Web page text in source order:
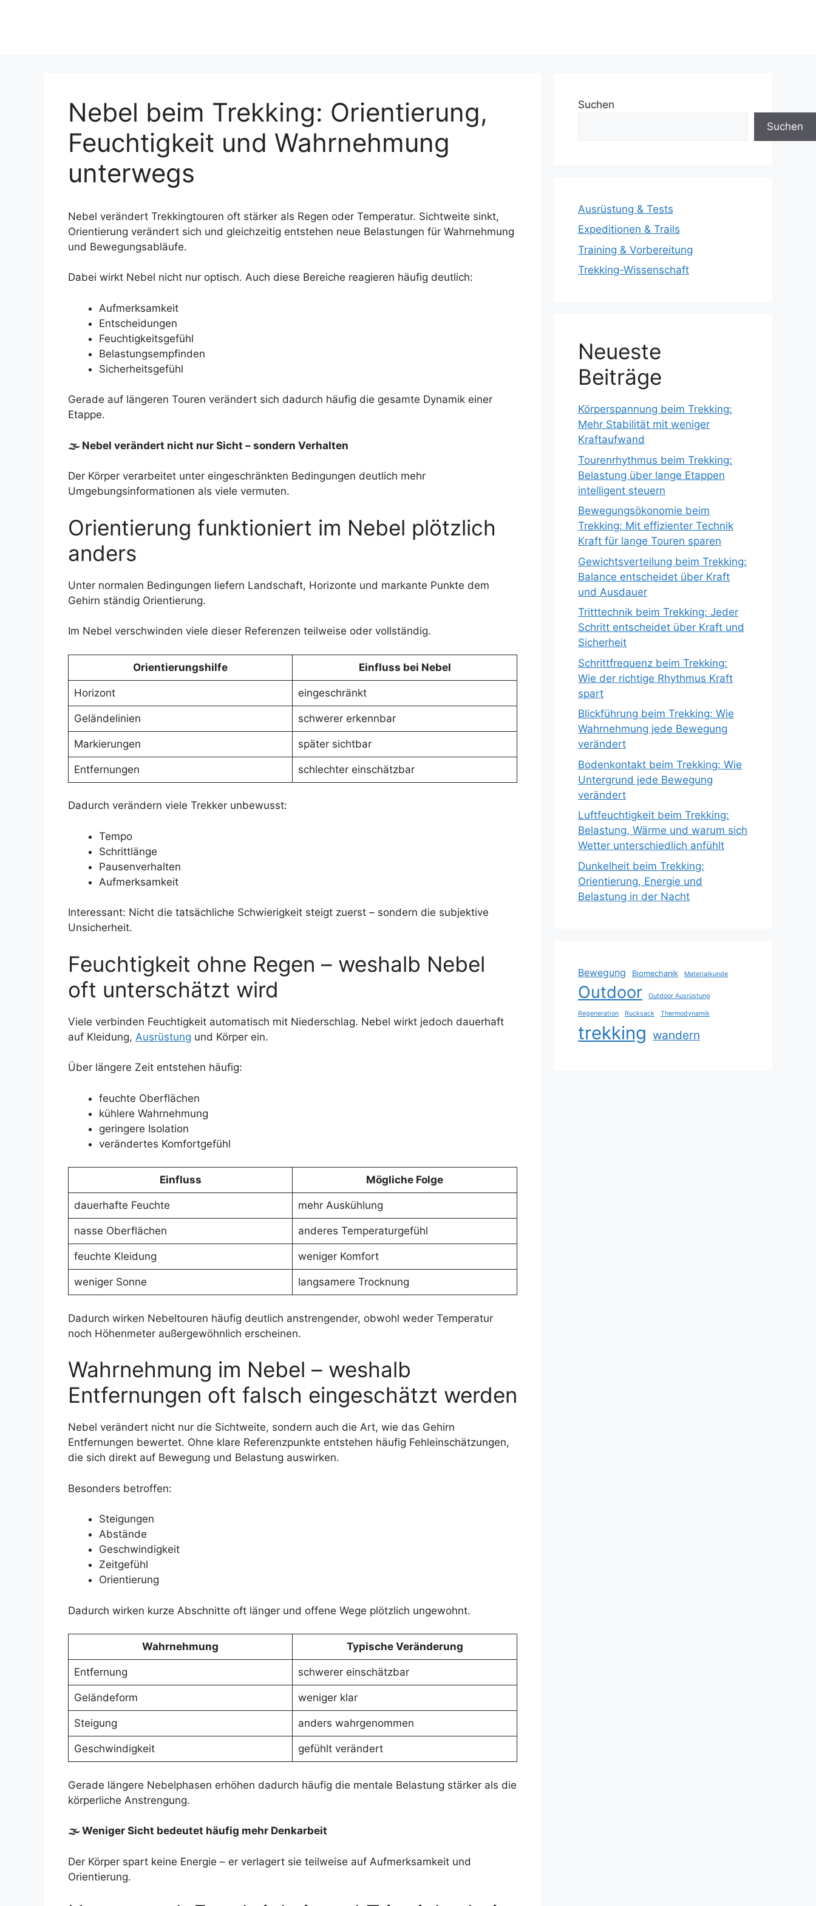
Nebel beim Trekking: Orientierung,
Feuchtigkeit und Wahrnehmung
unterwegs
Nebel verändert Trekkingtouren oft stärker als Regen oder Temperatur. Sichtweite sinkt,
Orientierung verändert sich und gleichzeitig entstehen neue Belastungen für Wahrnehmung
und Bewegungsabläufe.
Dabei wirkt Nebel nicht nur optisch. Auch diese Bereiche reagieren häufig deutlich:
Aufmerksamkeit
Entscheidungen
Feuchtigkeitsgefühl
Belastungsempfinden
Sicherheitsgefühl
Gerade auf längeren Touren verändert sich dadurch häufig die gesamte Dynamik einer
Etappe.
🌫 Nebel verändert nicht nur Sicht – sondern Verhalten
Der Körper verarbeitet unter eingeschränkten Bedingungen deutlich mehr
Umgebungsinformationen als viele vermuten.
Orientierung funktioniert im Nebel plötzlich
anders
Unter normalen Bedingungen liefern Landschaft, Horizonte und markante Punkte dem
Gehirn ständig Orientierung.
Im Nebel verschwinden viele dieser Referenzen teilweise oder vollständig.
Orientierungshilfe Einfluss bei Nebel
Horizont eingeschränkt
Geländelinien schwerer erkennbar
Markierungen später sichtbar
Entfernungen schlechter einschätzbar
Dadurch verändern viele Trekker unbewusst:
Tempo
Schrittlänge
Pausenverhalten
Aufmerksamkeit
Interessant: Nicht die tatsächliche Schwierigkeit steigt zuerst – sondern die subjektive
Unsicherheit.
Feuchtigkeit ohne Regen – weshalb Nebel
oft unterschätzt wird
Viele verbinden Feuchtigkeit automatisch mit Niederschlag. Nebel wirkt jedoch dauerhaft
auf Kleidung, Ausrüstung und Körper ein.
Über längere Zeit entstehen häufig:
feuchte Oberflächen
kühlere Wahrnehmung
geringere Isolation
verändertes Komfortgefühl
Einfluss Mögliche Folge
dauerhafte Feuchte mehr Auskühlung
nasse Oberflächen anderes Temperaturgefühl
feuchte Kleidung weniger Komfort
weniger Sonne langsamere Trocknung
Dadurch wirken Nebeltouren häufig deutlich anstrengender, obwohl weder Temperatur
noch Höhenmeter außergewöhnlich erscheinen.
Wahrnehmung im Nebel – weshalb
Entfernungen oft falsch eingeschätzt werden
Nebel verändert nicht nur die Sichtweite, sondern auch die Art, wie das Gehirn
Entfernungen bewertet. Ohne klare Referenzpunkte entstehen häufig Fehleinschätzungen,
die sich direkt auf Bewegung und Belastung auswirken.
Besonders betroffen:
Steigungen
Abstände
Geschwindigkeit
Zeitgefühl
Orientierung
Dadurch wirken kurze Abschnitte oft länger und offene Wege plötzlich ungewohnt.
Wahrnehmung Typische Veränderung
Entfernung schwerer einschätzbar
Geländeform weniger klar
Steigung anders wahrgenommen
Geschwindigkeit gefühlt verändert
Gerade längere Nebelphasen erhöhen dadurch häufig die mentale Belastung stärker als die
körperliche Anstrengung.
🌫 Weniger Sicht bedeutet häufig mehr Denkarbeit
Der Körper spart keine Energie – er verlagert sie teilweise auf Aufmerksamkeit und
Orientierung.
Suchen
Suchen
Ausrüstung & Tests
Expeditionen & Trails
Training & Vorbereitung
Trekking-Wissenschaft
Neueste
Beiträge
Körperspannung beim Trekking:
Mehr Stabilität mit weniger
Kraftaufwand
Tourenrhythmus beim Trekking:
Belastung über lange Etappen
intelligent steuern
Bewegungsökonomie beim
Trekking: Mit effizienter Technik
Kraft für lange Touren sparen
Gewichtsverteilung beim Trekking:
Balance entscheidet über Kraft
und Ausdauer
Tritttechnik beim Trekking: Jeder
Schritt entscheidet über Kraft und
Sicherheit
Schrittfrequenz beim Trekking:
Wie der richtige Rhythmus Kraft
spart
Blickführung beim Trekking: Wie
Wahrnehmung jede Bewegung
verändert
Bodenkontakt beim Trekking: Wie
Untergrund jede Bewegung
verändert
Luftfeuchtigkeit beim Trekking:
Belastung, Wärme und warum sich
Wetter unterschiedlich anfühlt
Dunkelheit beim Trekking:
Orientierung, Energie und
Belastung in der Nacht
Bewegung Biomechanik Materialkunde
Outdoor Outdoor Ausrüstung
Regeneration Rucksack Thermodynamik
trekking wandern